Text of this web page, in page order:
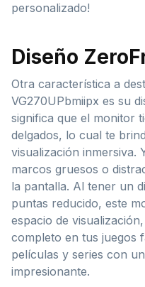
personalizado!
Diseño
Otra característica a
VG270UPbmiipx es su
significa que el monitor
delgados, lo cual te
visualización inmersiva.
marcos gruesos o
la pantalla. Al tener un
puntas reducido, este
espacio de
completo en tus juegos
películas y series con
impresionante.